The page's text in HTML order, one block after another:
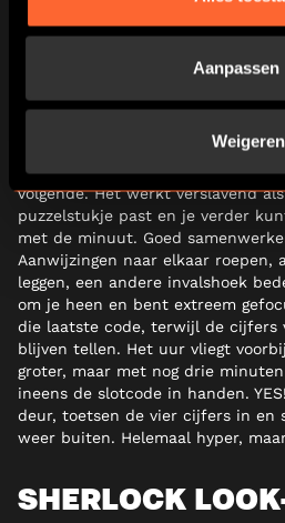
Aanpassen
Weigeren
STEEDS
Met de hint valt ineens een
stapje dat je voltooit, openbaart
van het verhaal. Met elke puzzel
volgende. Het werkt verslavend
puzzelstukje past en je verder
met de minuut. Goed
Aanwijzingen naar elkaar roepen,
leggen, een andere invalshoek
om je heen en bent extreem
die laatste code, terwijl de cijfers
blijven tellen. Het uur vliegt
groter, maar met nog drie
ineens de slotcode in handen.
deur, toetsen de vier cijfers in en
weer buiten. Helemaal hyper,
SHERLOCK